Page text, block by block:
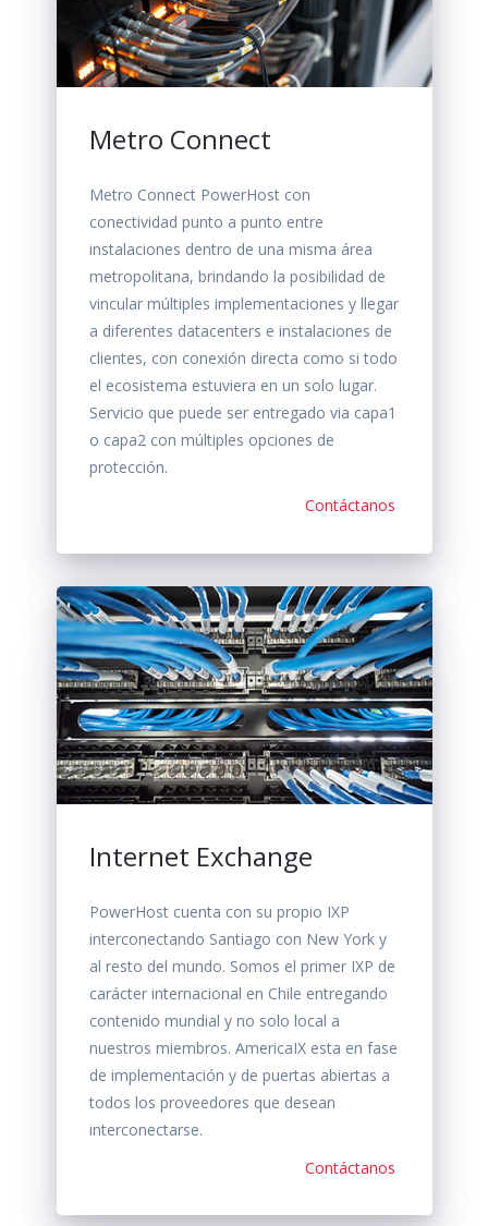
Metro Connect
Metro Connect PowerHost con
conectividad punto a punto entre
instalaciones dentro de una misma área
metropolitana, brindando la posibilidad de
vincular múltiples implementaciones y llegar
a diferentes datacenters e instalaciones de
clientes, con conexión directa como si todo
el ecosistema estuviera en un solo lugar.
Servicio que puede ser entregado via capa1
o capa2 con múltiples opciones de
protección.
Contáctanos
Internet Exchange
PowerHost cuenta con su propio IXP
interconectando Santiago con New York y
al resto del mundo. Somos el primer IXP de
carácter internacional en Chile entregando
contenido mundial y no solo local a
nuestros miembros. AmericaIX esta en fase
de implementación y de puertas abiertas a
todos los proveedores que desean
interconectarse.
Contáctanos